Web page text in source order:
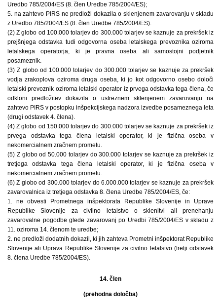
Uredbo 785/2004/ES (8. člen Uredbe 785/2004/ES);
5. na zahtevo PIRS ne predloži dokazila o sklenjenem zavarovanju v skladu
z Uredbo 785/2004/ES (8. člen Uredbe 785/2004/ES).
(2) Z globo od 100.000 tolarjev do 300.000 tolarjev se kaznuje za prekršek iz
prejšnjega odstavka tudi odgovorna oseba letalskega prevoznika oziroma
letalskega operatorja, ki je pravna oseba ali samostojni podjetnik
posameznik.
(3) Z globo od 100.000 tolarjev do 300.000 tolarjev se kaznuje za prekršek
vodja zrakoplova oziroma druga oseba, ki jo kot odgovorno osebo določi
letalski prevoznik oziroma letalski operator iz prvega odstavka tega člena, če
odkloni predložitev dokazila o ustreznem sklenjenem zavarovanju na
zahtevo PIRS v postopku inšpekcijskega nadzora izvedbe posameznega leta
(drugi odstavek 4. člena).
(4) Z globo od 150.000 tolarjev do 300.000 tolarjev se kaznuje za prekršek iz
prvega odstavka tega člena letalski operator, ki je fizična oseba v
nekomercialnem zračnem prometu.
(5) Z globo od 50.000 tolarjev do 300.000 tolarjev se kaznuje za prekršek iz
tretjega odstavka tega člena letalski operator, ki je fizična oseba v
nekomercialnem zračnem prometu.
(6) Z globo od 300.000 tolarjev do 6.000.000 tolarjev se kaznuje za prekršek
zavarovalnica iz tretjega odstavka 8. člena Uredbe 785/2004/ES, če:
1. ne obvesti Prometnega inšpektorata Republike Slovenije in Uprave
Republike Slovenije za civilno letalstvo o sklenitvi ali prenehanju
zavarovalne pogodbe glede zavarovanj po Uredbi 785/2004/ES v skladu z
11. oziroma 14. členom te uredbe;
2. ne predloži dodatnih dokazil, ki jih zahteva Prometni inšpektorat Republike
Slovenije ali Uprava Republike Slovenije za civilno letalstvo (tretji odstavek
8. člena Uredbe 785/2004/ES).
14. člen
(prehodna določba)